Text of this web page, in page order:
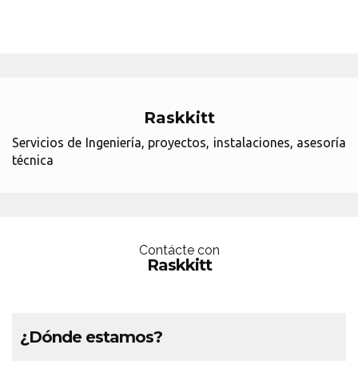
Raskkitt
Servicios de Ingeniería, proyectos, instalaciones, asesoría
técnica
Contácte con
Raskkitt
¿Dónde estamos?